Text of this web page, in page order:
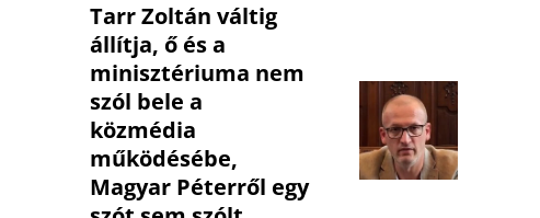
Tarr Zoltán váltig
állítja, ő és a
minisztériuma nem
szól bele a
közmédia
működésébe,
Magyar Péterről egy